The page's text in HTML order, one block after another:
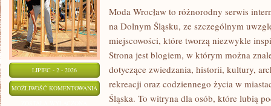
LIPIEC - 2 - 2026
MOŻLIWOŚĆ KOMENTOWANIA GŁOGÓW
Moda Wrocław to różnorodny serwis
na Dolnym Śląsku, ze szczególnym
miejscowości, które tworzą niezwykle
Strona jest blogiem, w którym można
dotyczące zwiedzania, historii, kultury,
rekreacji oraz codziennego życia w
Śląska. To witryna dla osób, które lubią